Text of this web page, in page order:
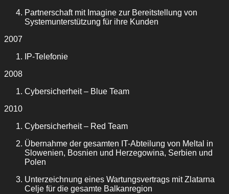
Partnerschaft mit Imagine zur Bereitstellung von
Systemunterstützung für ihre Kunden
2007
IP-Telefonie
2008
Cybersicherheit – Blue Team
2010
Cybersicherheit – Red Team
Übernahme der gesamten IT-Abteilung von Meltal in
Slowenien, Bosnien und Herzegowina, Serbien und
Polen
Unterzeichnung eines Wartungsvertrags mit Zlatarna
Celje für die gesamte Balkanregion